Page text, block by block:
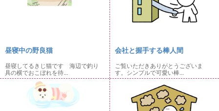
昼寝中の野良猫
昼寝してるきじ猫です 海辺で釣り
具の横でおこぼれを待...
会社と握手する棒人間
ご覧いただきありがとうございま
す。シンプルで可愛い棒...